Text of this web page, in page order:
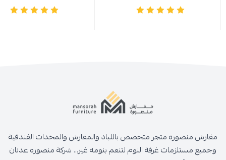
مفارش منصورة متجر متخصص باللباد والمفارش والمخدات الفندقية
وجميع مستلزمات غرفة النوم لتنعم بنومه غير... شركة منصوره عدنان